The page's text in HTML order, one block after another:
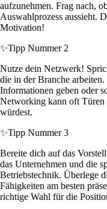
aufzunehmen. Frag nach,
Auswahlprozess aussieht.
Motivation!
✨Tipp Nummer 2
Nutze dein Netzwerk!
die in der Branche
Informationen geben oder
Networking kann oft Türen
würdest.
✨Tipp Nummer 3
Bereite dich auf das
das Unternehmen und die
Betriebstechnik. Überlege
Fähigkeiten am besten
richtige Wahl für die